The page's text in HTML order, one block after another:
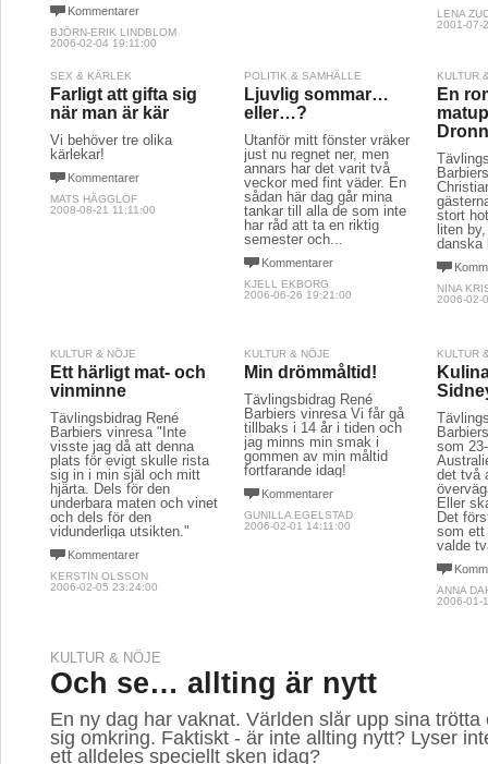
Kommentarer
BJÖRN-ERIK LINDBLOM
2006-02-04 19:11:00
LENA
2001-07-
SEX & KÄRLEK
Farligt att gifta sig
när man är kär
Vi behöver tre olika
kärlekar!
Kommentarer
MATS HÄGGLÖF
2008-08-21 11:11:00
POLITIK & SAMHÄLLE
Ljuvlig sommar…
eller…?
Utanför mitt fönster vräker
just nu regnet ner, men
annars har det varit två
veckor med fint väder. En
sådan här dag går mina
tankar till alla de som inte
har råd att ta en riktig
semester och...
Kommentarer
KJELL EKBORG
2006-06-26 19:21:00
KULTUR
En
stort
liten
danska
NINA
2006-02-
KULTUR & NÖJE
Ett härligt mat- och
vinminne
Tävlingsbidrag René
Barbiers vinresa "Inte
visste jag då att denna
plats för evigt skulle rista
sig in i min själ och mitt
hjärta. Dels för den
underbara maten och vinet
och dels för den
vidunderliga utsikten."
Kommentarer
KERSTIN OLSSON
2006-02-05 23:24:00
KULTUR & NÖJE
Min drömmåltid!
Tävlingsbidrag René
Barbiers vinresa Vi får gå
tillbaks i 14 år i tiden och
jag minns min smak i
gommen av min måltid
fortfarande idag!
Kommentarer
GUNILLA EGELSTAD
2006-02-01 14:11:00
KULTUR
som
det två
Eller
Det
som ett
valde
ANNA
2006-01-
KULTUR & NÖJE
Och se… allting är nytt
En ny dag har vaknat. Världen slår upp sina trötta
sig omkring. Faktiskt - är inte allting nytt? Lyser
ett alldeles speciellt sken idag?